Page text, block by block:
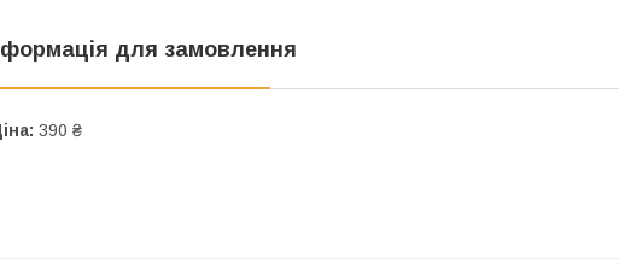
для замовлення
390 ₴